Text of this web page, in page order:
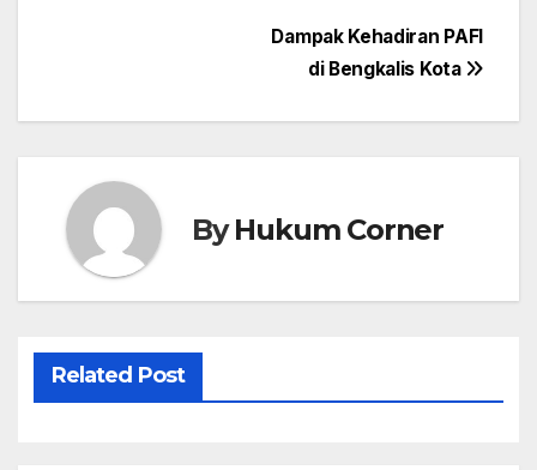
Dampak Kehadiran PAFI
di Bengkalis Kota
ByHukum Corner
Related Post